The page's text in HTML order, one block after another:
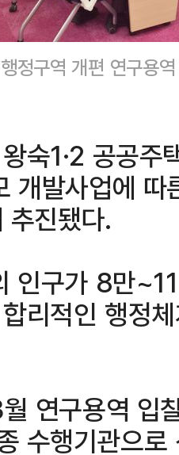
정구역 개편 연구용
숙1·2 공공
개발사업에
추진됐다.
인구가 8만
리적인 행정
연구용역 입
수행기관으